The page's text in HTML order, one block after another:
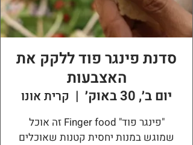
סדנת פינגר פוד ללקק את
האצבעות
יום ב׳, 30 באוק׳
  |
קרית אונו
"פינגר פוד" Finger food זה אוכל
שמוגש במנות יחסית קטנות שאוכלים